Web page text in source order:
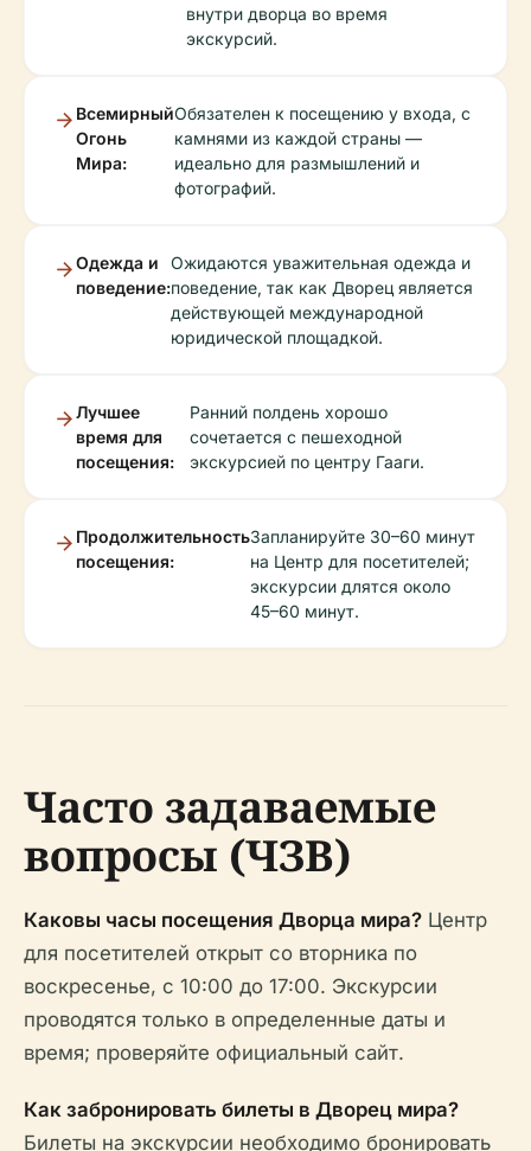
внутри дворца во время
экскурсий.
Всемирный
Огонь
Мира:
Обязателен к посещению у входа, с
камнями из каждой страны —
идеально для размышлений и
фотографий.
Одежда и
поведение:
Ожидаются уважительная одежда и
поведение, так как Дворец является
действующей международной
юридической площадкой.
Лучшее
время для
посещения:
Ранний полдень хорошо
сочетается с пешеходной
экскурсией по центру Гааги.
Продолжительность
посещения:
Запланируйте 30–60 минут
на Центр для посетителей;
экскурсии длятся около
45–60 минут.
Часто задаваемые
вопросы (ЧЗВ)
Каковы часы посещения Дворца мира? Центр
для посетителей открыт со вторника по
воскресенье, с 10:00 до 17:00. Экскурсии
проводятся только в определенные даты и
время; проверяйте официальный сайт.
Как забронировать билеты в Дворец мира?
Билеты на экскурсии необходимо бронировать